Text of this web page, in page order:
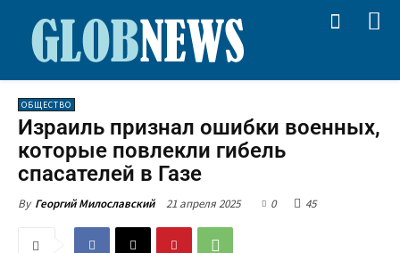
ОБЩЕСТВО
Израиль признал ошибки военных,
которые повлекли гибель
спасателей в Газе
By Георгий Милославский 21 апреля 2025 0 45